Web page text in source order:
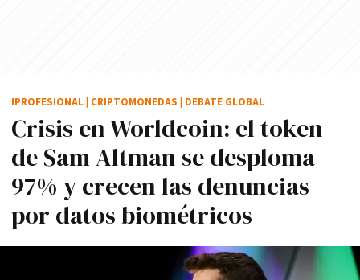
Crisis en Worldcoin: el token
de Sam Altman se desploma
97% y crecen las denuncias
por datos biométricos
IPROFESIONAL CRIPTOMONEDAS DEBATE GLOBAL